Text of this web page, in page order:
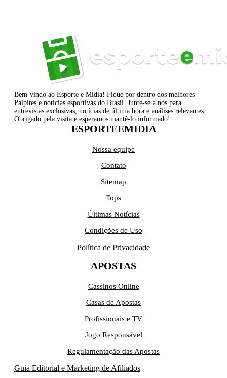
Bem-vindo ao Esporte e Mídia! Fique por dentro dos melhores
Palpites e notícias esportivas do Brasil. Junte-se a nós para
entrevistas exclusivas, notícias de última hora e análises relevantes.
Obrigado pela visita e esperamos mantê-lo informado!
ESPORTEEMIDIA
Nossa equipe
Contato
Sitemap
Tops
Últimas Notícias
Condições de Uso
Política de Privacidade
APOSTAS
Cassinos Online
Casas de Apostas
Profissionais e TV
Jogo Responsável
Regulamentação das Apostas
Guia Editorial e Marketing de Afiliados